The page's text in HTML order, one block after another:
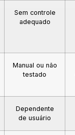
Sem controle
adequado
Manual ou não
testado
Dependente
de usuário